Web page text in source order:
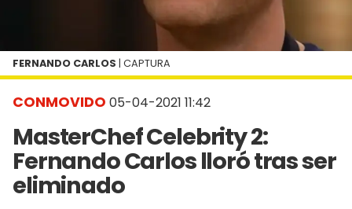
CONMOVIDO 05-04-2021 11:42
MasterChef Celebrity 2:
Fernando Carlos lloró tras ser
eliminado
FERNANDO CARLOS | CAPTURA